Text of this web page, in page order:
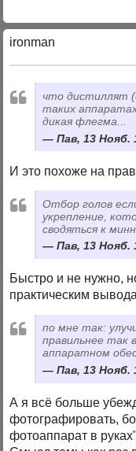
ironman
что дистиллят
таких
дикая флегма...
Пав, 13 Нояб.
И это похоже на
Отбор голов
укрепление,
сводяться к
Пав, 13 Нояб.
Быстро и не нужно,
практическим
по мне так:
правильнее так
аппаратном
Пав, 13 Нояб.
А я всё больше
фотографировать,
фотоаппарат в